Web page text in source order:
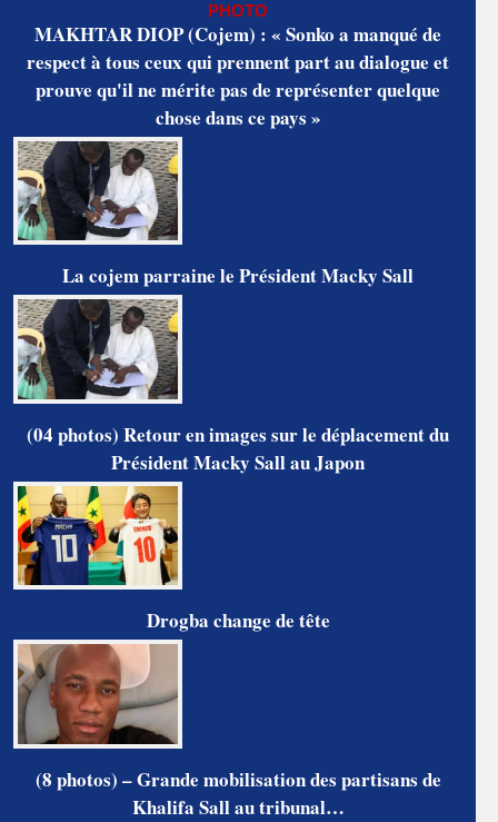
PHOTO
MAKHTAR DIOP (Cojem) : « Sonko a manqué de
respect à tous ceux qui prennent part au dialogue et
prouve qu'il ne mérite pas de représenter quelque
chose dans ce pays »
La cojem parraine le Président Macky Sall
(04 photos) Retour en images sur le déplacement du
Président Macky Sall au Japon
Drogba change de tête
(8 photos) – Grande mobilisation des partisans de
Khalifa Sall au tribunal…